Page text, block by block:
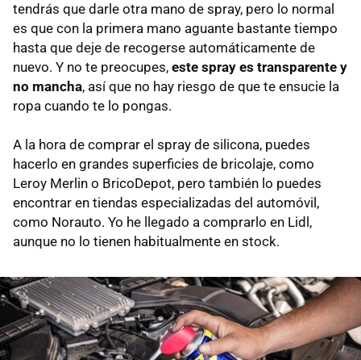
tendrás que darle otra mano de spray, pero lo normal
es que con la primera mano aguante bastante tiempo
hasta que deje de recogerse automáticamente de
nuevo. Y no te preocupes, este spray es transparente y
no mancha, así que no hay riesgo de que te ensucie la
ropa cuando te lo pongas.
A la hora de comprar el spray de silicona, puedes
hacerlo en grandes superficies de bricolaje, como
Leroy Merlin o BricoDepot, pero también lo puedes
encontrar en tiendas especializadas del automóvil,
como Norauto. Yo he llegado a comprarlo en Lidl,
aunque no lo tienen habitualmente en stock.